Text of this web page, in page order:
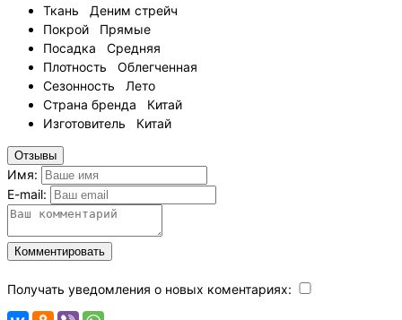
Ткань
Деним стрейч
Покрой
Прямые
Посадка
Средняя
Плотность
Облегченная
Сезонность
Лето
Страна бренда
Китай
Изготовитель
Китай
Отзывы
Имя:
E-mail:
Комментировать
Получать уведомления о новых коментариях: